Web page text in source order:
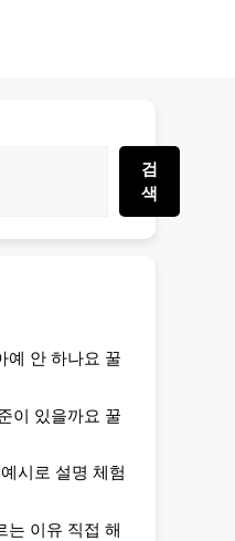
검
색
예 안 하나요 꿀
이 있을까요 꿀
시로 설명 체험
는 이유 직접 해